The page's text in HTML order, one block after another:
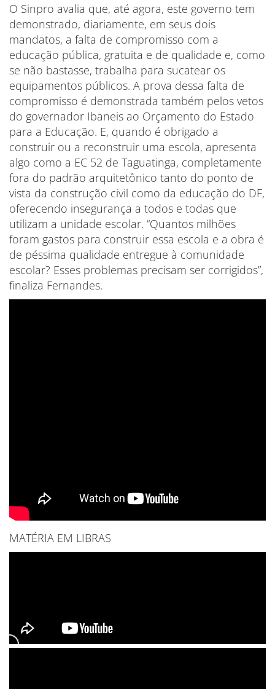
O Sinpro avalia que, até agora, este governo tem
demonstrado, diariamente, em seus dois
mandatos, a falta de compromisso com a
educação pública, gratuita e de qualidade e, como
se não bastasse, trabalha para sucatear os
equipamentos públicos. A prova dessa falta de
compromisso é demonstrada também pelos vetos
do governador Ibaneis ao Orçamento do Estado
para a Educação. E, quando é obrigado a
construir ou a reconstruir uma escola, apresenta
algo como a EC 52 de Taguatinga, completamente
fora do padrão arquitetônico tanto do ponto de
vista da construção civil como da educação do DF,
oferecendo insegurança a todos e todas que
utilizam a unidade escolar. “Quantos milhões
foram gastos para construir essa escola e a obra é
de péssima qualidade entregue à comunidade
escolar? Esses problemas precisam ser corrigidos”,
finaliza Fernandes.
MATÉRIA EM LIBRAS